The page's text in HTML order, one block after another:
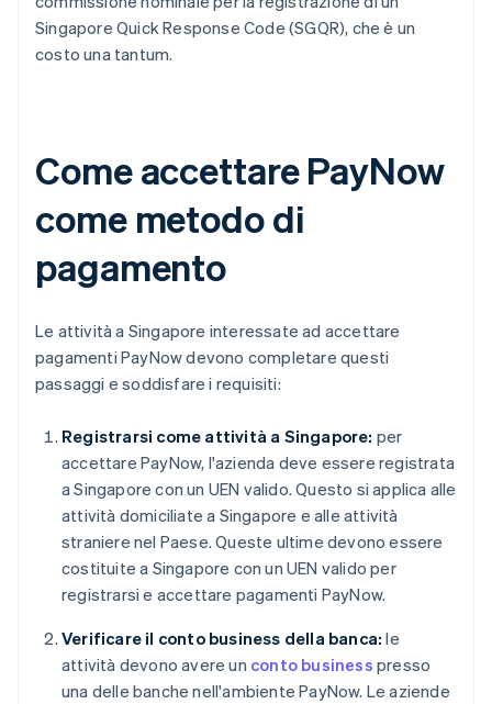
Singapore Quick Response Code (SGQR), che è un
costo una tantum.
Come accettare PayNow
come metodo di
pagamento
Le attività a Singapore interessate ad accettare
pagamenti PayNow devono completare questi
passaggi e soddisfare i requisiti:
Registrarsi come attività a Singapore: per
accettare PayNow, l'azienda deve essere registrata
a Singapore con un UEN valido. Questo si applica alle
attività domiciliate a Singapore e alle attività
straniere nel Paese. Queste ultime devono essere
costituite a Singapore con un UEN valido per
registrarsi e accettare pagamenti PayNow.
Verificare il conto business della banca: le
attività devono avere un conto business presso
una delle banche nell'ambiente PayNow. Le aziende